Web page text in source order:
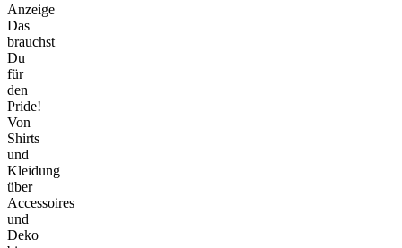
Anzeige
Das
brauchst
Du
für
den
Pride!
Von
Shirts
und
Kleidung
über
Accessoires
und
Deko